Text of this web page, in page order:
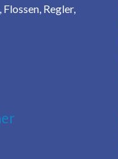
Regler,